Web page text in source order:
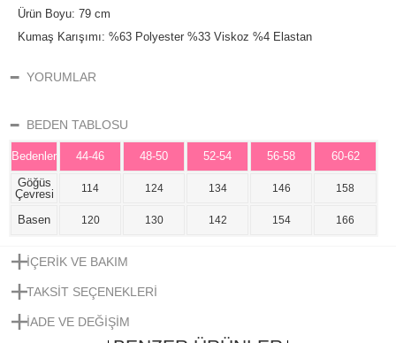
Ürün Boyu: 79 cm
Kumaş Karışımı: %63 Polyester %33 Viskoz %4 Elastan
YORUMLAR
BEDEN TABLOSU
Bedenler 44-46 48-50 52-54 56-58
60-62
Göğüs
Çevresi
114 124 134 146 158
Basen 120 130 142 154 166
İÇERIK VE BAKIM
TAKSIT SEÇENEKLERI
IADE VE DEĞIŞIM